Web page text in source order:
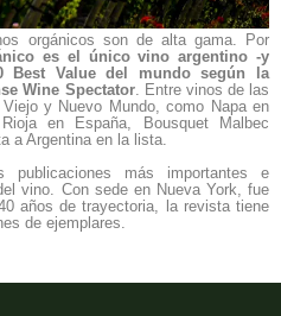
orgánicos son de alta gama. Por
es el único vino argentino -y
Best Value del mundo según la
Wine Spectator. Entre vinos de las
y Nuevo Mundo, como Napa en
en España, Bousquet Malbec
a Argentina en la lista.
más importantes e
vino. Con sede en Nueva York, fue
años de trayectoria, la revista tiene
de ejemplares.